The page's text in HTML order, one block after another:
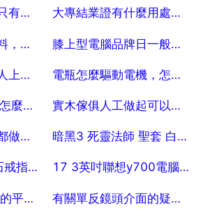
2025-07-29
大學生自主創業證只有應屆生才能申請嗎 大專結業證有什麼用處？問題 大專結業證有用嗎？
2025-07-29
查詢關於蜜鋒的資料，查詢關於學習雷鋒的資料 膝上型電腦品牌日一般減多少
2025-07-29
男人上班掙錢和女人上班掙錢區別是什麼？ 電瓶怎麼驅動電機，怎麼給電動機匹配蓄電池，具體點
2025-07-29
我來貸申請10000怎麼到賬才8000 實木傢俱人工做起可以做出手抓紋嗎
2025-07-29
為什麼鋼殼鋰電池都做成圓柱形，比如18650 暗黑3 死靈法師 聖套 白骨風暴 範圍 多少碼
2025-07-29
暗黑2誰有喬丹之石戒指的存檔。 17 3英吋聯想y700電腦玩大型遊戲怎麼樣
2025-07-29
聯想拯救者筆記本 的平板電腦模式是什麼 有關單反鏡頭介面的疑問，關於單反鏡頭的問題！